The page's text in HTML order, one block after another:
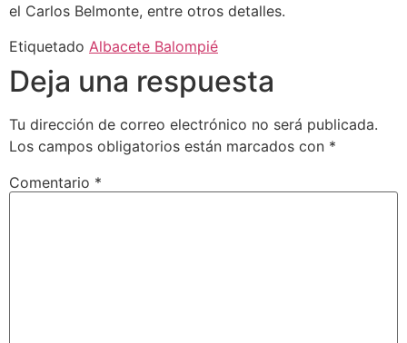
el Carlos Belmonte, entre otros detalles.
Etiquetado Albacete Balompié
Deja una respuesta
Tu dirección de correo electrónico no será publicada.
Los campos obligatorios están marcados con *
Comentario *